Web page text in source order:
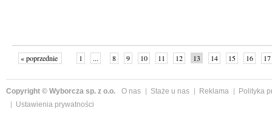
« poprzednie 1 ... 8 9 10 11 12 13 14 15 16 17
Copyright © Wyborcza sp. z o.o. O nas Staże u nas Reklama
Polityka
Ustawienia prywatności